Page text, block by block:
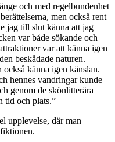
och med regelbundenhet
men också rent
jag till slut känna att jag
var både sökande och
var att känna igen
beskådade naturen.
känna igen känslan.
hennes vandringar kunde
genom de skönlitterära
tid och plats.”
upplevelse, där man